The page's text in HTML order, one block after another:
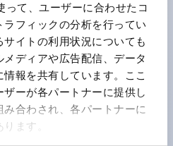
って、ユーザーに合わせたコ
フィックの分析を行ってい
イトの利用状況についても
ディアや広告配信、データ
報を共有しています。ここ
ーが各パートナーに提供し
合わされ、各パートナーに
ます。
ンに対応。
灯の認識および、点灯時の
参照）が対応。
危険時や緊急事態時の色表
り多くの方が識別可能に。